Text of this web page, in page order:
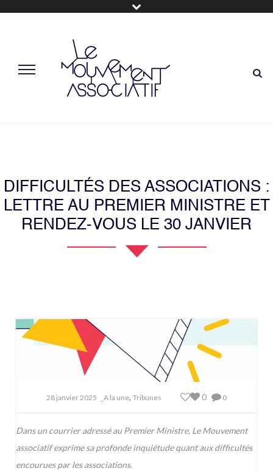
DIFFICULTÉS DES ASSOCIATIONS :
LETTRE AU PREMIER MINISTRE ET
RENDEZ-VOUS LE 30 JANVIER
28 janvier 2025 _A la une, Tribunes 0
0
Dans un courrier adressé au Premier Ministre, Le Mouvement
associatif exprime sa profonde inquiétude quant aux difficultés
encourues par les associations.